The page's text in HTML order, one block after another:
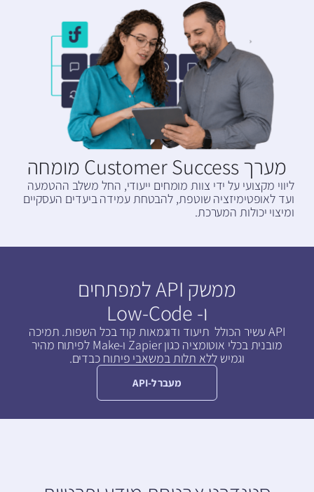
מערך Customer Success מומחה
ליווי מקצועי על ידי צוות מומחים ייעודי, החל משלב ההטמעה
ועד לאופטימיזציה שוטפת, להבטחת עמידה ביעדים העסקיים
ומיצוי יכולות המערכת.
ממשק API למפתחים
ו- Low-Code
API עשיר הכולל תיעוד ודוגמאות קוד בכל השפות. תמיכה
מובנית בכלי אוטומציה כגון Zapier ו-Make לפיתוח מהיר
וגמיש ללא תלות במשאבי פיתוח כבדים.
מעבר ל-API